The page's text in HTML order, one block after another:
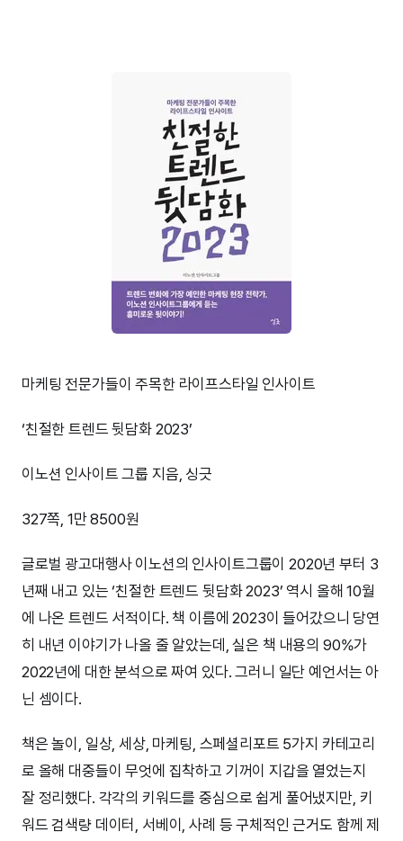
마케팅 전문가들이 주목한 라이프스타일 인사이트
‘친절한 트렌드 뒷담화 2023’
이노션 인사이트 그룹 지음, 싱긋
327쪽, 1만 8500원
글로벌 광고대행사 이노션의 인사이트그룹이 2020년 부터 3
년째 내고 있는 ‘친절한 트렌드 뒷담화 2023’ 역시 올해 10월
에 나온 트렌드 서적이다. 책 이름에 2023이 들어갔으니 당연
히 내년 이야기가 나올 줄 알았는데, 실은 책 내용의 90%가
2022년에 대한 분석으로 짜여 있다. 그러니 일단 예언서는 아
닌 셈이다.
책은 놀이, 일상, 세상, 마케팅, 스페셜리포트 5가지 카테고리
로 올해 대중들이 무엇에 집착하고 기꺼이 지갑을 열었는지
잘 정리했다. 각각의 키워드를 중심으로 쉽게 풀어냈지만, 키
워드 검색량 데이터, 서베이, 사례 등 구체적인 근거도 함께 제